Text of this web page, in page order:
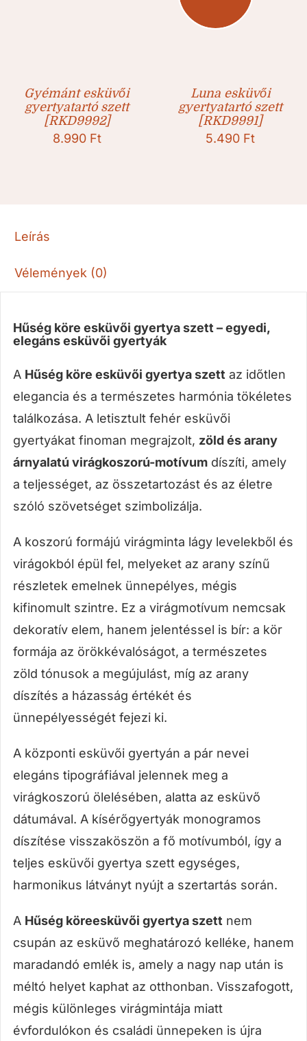
Gyémánt esküvői
gyertyatartó szett
[RKD9992]
8.990 Ft
Luna esküvői
gyertyatartó szett
[RKD9991]
5.490 Ft
Leírás
Vélemények (0)
Hűség köre esküvői gyertya szett – egyedi,
elegáns esküvői gyertyák
A Hűség köre esküvői gyertya szett az időtlen
elegancia és a természetes harmónia tökéletes
találkozása. A letisztult fehér esküvői
gyertyákat finoman megrajzolt, zöld és arany
árnyalatú virágkoszorú-motívumdíszíti, amely
a teljességet, az összetartozást és az életre
szóló szövetséget szimbolizálja.
A koszorú formájú virágminta lágy levelekből és
virágokból épül fel, melyeket az arany színű
részletek emelnek ünnepélyes, mégis
kifinomult szintre. Ez a virágmotívum nemcsak
dekoratív elem, hanem jelentéssel is bír: a kör
formája az örökkévalóságot, a természetes
zöld tónusok a megújulást, míg az arany
díszítés a házasság értékét és
ünnepélyességét fejezi ki.
A központi esküvői gyertyán a pár nevei
elegáns tipográfiával jelennek meg a
virágkoszorú ölelésében, alatta az esküvő
dátumával. A kísérőgyertyák monogramos
díszítése visszaköszön a fő motívumból, így a
teljes esküvői gyertya szett egységes,
harmonikus látványt nyújt a szertartás során.
A Hűség köreesküvői gyertya szett nem
csupán az esküvő meghatározó kelléke, hanem
maradandó emlék is, amely a nagy nap után is
méltó helyet kaphat az otthonban. Visszafogott,
mégis különleges virágmintája miatt
évfordulókon és családi ünnepeken is újra